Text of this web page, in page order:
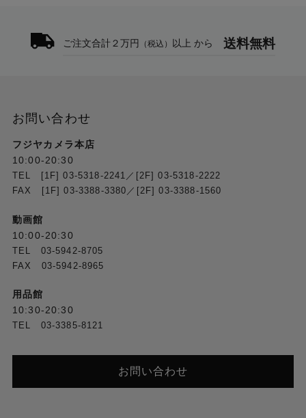
ご注文合計２万円 （税込） 以上 から 送料無料
お問い合わせ
フジヤカメラ本店
10:00-20:30
TEL [1F] 03-5318-2241／[2F] 03-5318-2222
FAX [1F] 03-3388-3380／[2F] 03-3388-1560
動画館
10:00-20:30
TEL 03-5942-8705
FAX 03-5942-8965
用品館
10:30-20:30
TEL 03-3385-8121
お問い合わせ